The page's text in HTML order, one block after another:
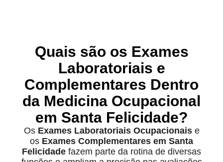
Quais são os Exames
Laboratoriais e
Complementares Dentro
da Medicina Ocupacional
em Santa Felicidade?
Os Exames Laboratoriais Ocupacionaise
os Exames Complementares em Santa
Felicidade fazem parte da rotina de diversas